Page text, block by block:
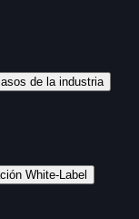
de la industria
White-Label